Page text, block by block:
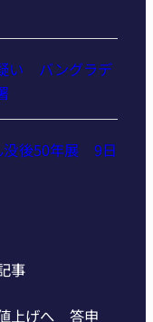
い バングラデ
没後50年展 9日
事